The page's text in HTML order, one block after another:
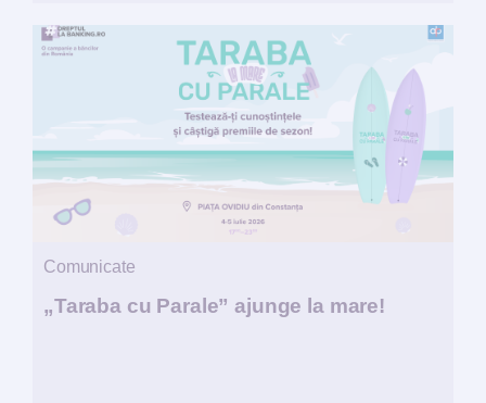
Comunicate
„Taraba cu Parale” ajunge la mare!